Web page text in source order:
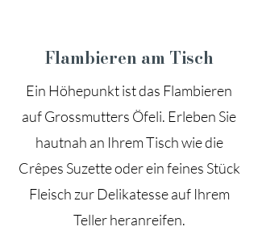
Flambieren am Tisch
Ein Höhepunkt ist das Flambieren
auf Grossmutters Öfeli. Erleben Sie
hautnah an Ihrem Tisch wie die
Crêpes Suzette oder ein feines Stück
Fleisch zur Delikatesse auf Ihrem
Teller heranreifen.